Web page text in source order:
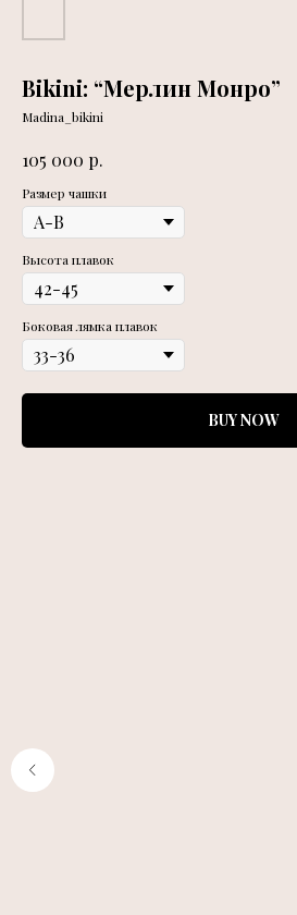
Bikini: “Мерлин Монро”
Madina_bikini
105 000 р.
Размер чашки
Высота плавок
Боковая лямка плавок
BUY NOW